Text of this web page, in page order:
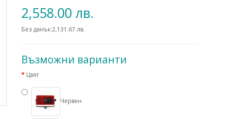
2,558.00 лв.
Без данък:2,131.67 лв.
Възможни варианти
Цвят
Червен